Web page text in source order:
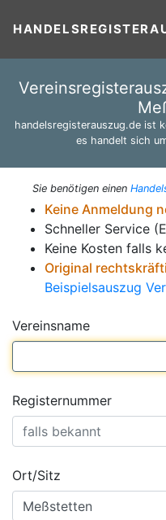
handelsregisterauszug.de ist
es handelt sich
Sie benötigen einen
Keine Anmeldung
Schneller Service
Keine Kosten falls
Original
Beispielsauszug
Vereinsname
Registernummer
Ort/Sitz